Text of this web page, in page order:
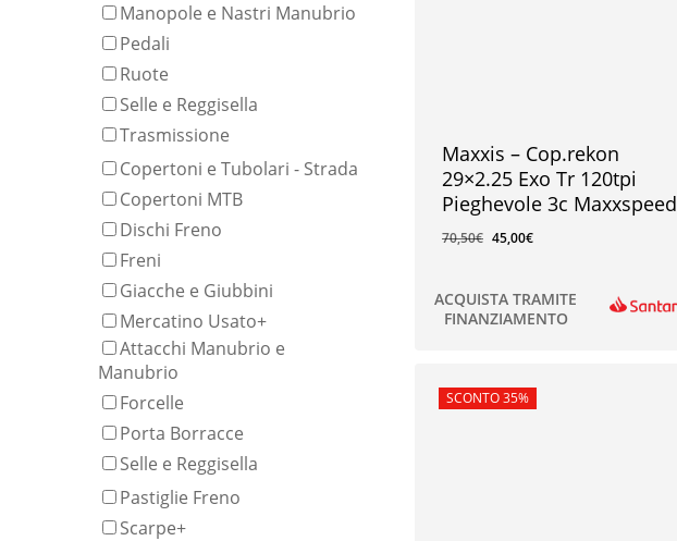
Manopole e Nastri Manubrio
Pedali
Ruote
Selle e Reggisella
Trasmissione
Copertoni e Tubolari - Strada
Copertoni MTB
Dischi Freno
Freni
Giacche e Giubbini
Mercatino Usato+
Attacchi Manubrio e
Manubrio
Forcelle
Porta Borracce
Selle e Reggisella
Pastiglie Freno
Scarpe+
Maxxis – Cop.rekon
29×2.25 Exo Tr 120tpi
Pieghevole 3c Maxxspeed
70,50€ 45,00€
45,00€
ACQUISTA TRAMITE
FINANZIAMENTO
In offerta!
SCONTO 35%